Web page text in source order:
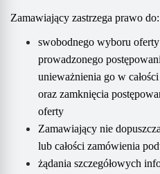
Zamawiający zastrzega prawo do:
swobodnego wyboru
prowadzonego
unieważnienia go w
oraz zamknięcia
oferty
Zamawiający nie
lub całości zamówienia
żądania szczegółowych